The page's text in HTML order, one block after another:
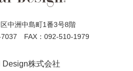
中洲中島町1番3号8階
7037 FAX：092-510-1979
Design株式会社